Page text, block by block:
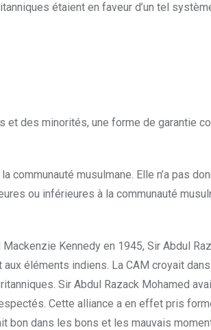
étaient en faveur d’un tel
des minorités, une forme de garantie
musulmane. Elle n’a pas
ou inférieures à la communauté
Kennedy en 1945, Sir Abdul
éléments indiens. La CAM croyait
Sir Abdul Razack Mohamed
Cette alliance a en effet pris
bon dans les bons et les mauvais